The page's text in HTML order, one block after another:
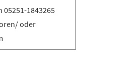
05251-1843265
oder